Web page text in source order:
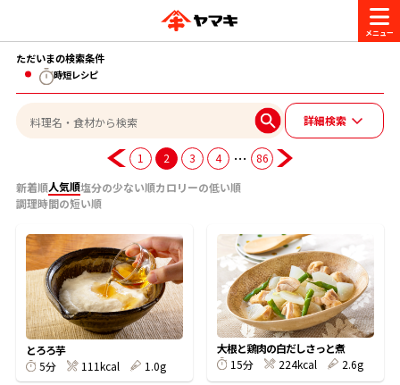
商品情報
ヤマキ『めんつゆ』 ヤマキ 割烹白だし
レシピ
おいしいレシピを探す
おいしいレシピトップ
主食レシピ
主菜レシピ
かつお節・だしを楽しむ
かつお節・だしを知る
だしの取り方
かつお節の削り方
CM・キャンペーン
キャンペーン一覧
企業・採用情報
企業情報
お問い合わせ
ただいまの検索条件
時短レシピ
詳細検索
1 2 3 4 …
86
新着順人気順塩分の少ない順カロリーの低い順
調理時間の短い順
とろろ芋
5分
111kcal 1.0g
大根と鶏肉の白だしさっと煮
15分
224kcal 2.6g